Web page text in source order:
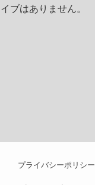
ブはありません。
プライバシーポリシー